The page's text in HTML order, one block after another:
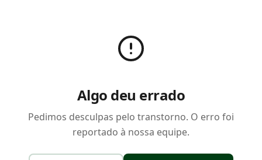
Algo deu errado
Pedimos desculpas pelo transtorno. O erro foi
reportado à nossa equipe.